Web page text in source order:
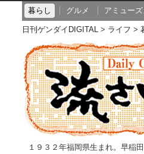
暮らし グルメ アミューズ
日刊ゲンダイDIGITAL ライフ
１９３２年福岡県生まれ。早稲